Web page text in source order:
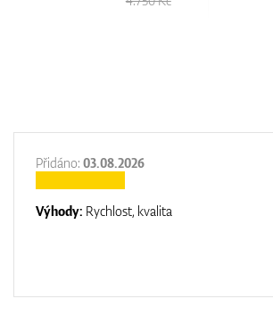
Přidáno: 03.08.2026
Výhody: Rychlost, kvalita